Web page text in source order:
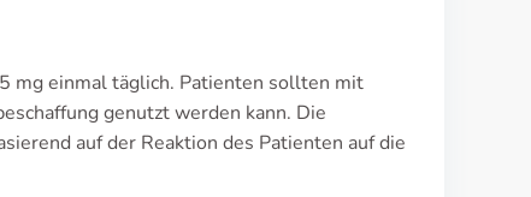
mg einmal täglich. Patienten sollten mit
genutzt werden kann. Die
auf der Reaktion des Patienten auf die